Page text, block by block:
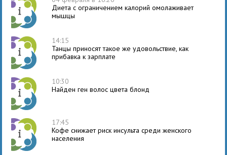
Диета с ограничением калорий омолаживает
мышцы
14:15
Танцы приносят такое же удовольствие, как
прибавка к зарплате
10:30
Найден ген волос цвета блонд
17:45
Кофе снижает риск инсульта среди женского
населения